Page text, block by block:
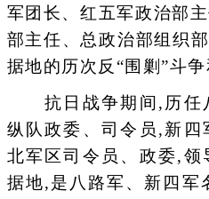
军团长、红五军政治部
部主任、总政治部组织
据地的历次反“围剿”斗争
抗日战争期间,历任
纵队政委、司令员,新四
北军区司令员、政委,领
据地,是八路军、新四军